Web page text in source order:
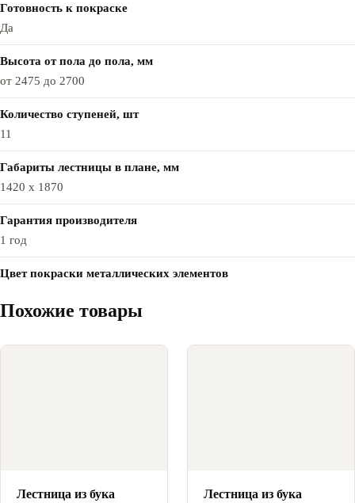
Готовность к покраске
Да
Высота от пола до пола, мм
от 2475 до 2700
Количество ступеней, шт
11
Габариты лестницы в плане, мм
1420 x 1870
Гарантия производителя
1 год
Цвет покраски металлических элементов
Похожие товары
Лестница из бука
Лестница из бука